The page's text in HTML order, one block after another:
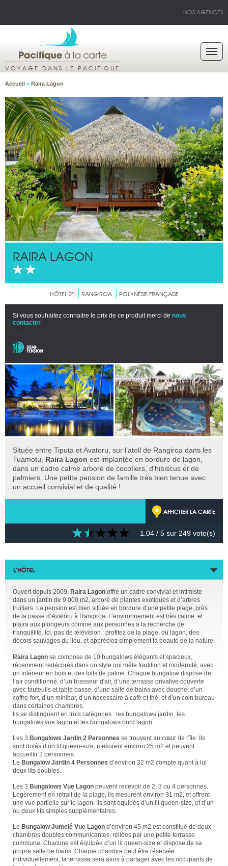
NOS AGENCES
VOYAGE DANS LE PACIFIQUE
Accueil > Raira Lagon
RAIRA LAGON
HÔTEL 2* RANGIROA POLYNÉSIE FRANÇAISE
Si vous souhaitez connaitre le prix de ce produit merci de nous
contacter
Située entre Tiputa et Avatoru, sur l’atoll de Rangiroa dans les
Tuamotu, Raira Lagon est implantée en bordure de lagon,
dans un cadre calme arboré de cocotiers, d'hibiscus et de
palmiers. Une petite pension de famille très bien tenue avec
un accueil convivial et de qualité !
AFFICHER LA CARTE
1.04 / 5 sur 249 vote(s)
L’HÔTEL
Ouvert depuis 2009, Raira Lagon offre un cadre convivial et intimiste
dans un jardin de 9 000 m2, arboré de plantes exotiques et d’arbres
fruitiers. La pension est bien située en bordure d’une petite plage, près
de la passe d’Avatoru à Rangiroa. L’environnement est très calme, et
plaira aux plongeurs comme aux personnes à la recherche de
tranquillité. Ici, pas de télévision : profitez de la plage, du lagon, des
décors sauvages du lieu, et appréciez simplement la beauté de la nature.
Raira Lagon se compose de 10 bungalows élégants et spacieux,
récemment redécorés dans un style qui mêle tradition et modernité, avec
un intérieur en bois et des toits de palme. Chaque bungalow dispose de
l’air conditionné, d’un brasseur d'air, d’une terrasse privative couverte
avec fauteuils et table basse, d’une salle de bains avec douche, d’un
coffre-fort, d’un minibar, d’un nécessaire à café et thé, et d’un coin bureau
dans certaines chambres.
Ils se distinguent en trois catégories : les bungalows jardin, les
bungalows vue lagon et les bungalows bord lagon.
Les 3 Bungalows Jardin 2 Personnes se trouvent au cœur de l’île. Ils
sont dotés d’un lit queen-size, mesurent environ 25 m2 et peuvent
accueillir 2 personnes.
Le Bungalow Jardin 4 Personnes d’environ 32 m2 compte quant à lui
deux lits doubles.
Les 3 Bungalows Vue Lagon peuvent recevoir de 2, 3 ou 4 personnes.
Légèrement en retrait de la plage, ils mesurent environ 31 m2, et offrent
une vue partielle sur le lagon. Ils sont équipés d’un lit queen-size, et d’un
ou deux lits simples supplémentaires.
Le Bungalow Jumelé Vue Lagon d’environ 45 m2 est constitué de deux
chambres doubles communicantes, reliées par une petite terrasse
commune. Chacune est équipée d’un lit queen-size et dispose de sa
propre salle de bains. Chaque chambre peut être réservée
individuellement, la terrasse sera alors à partager avec les occupants de